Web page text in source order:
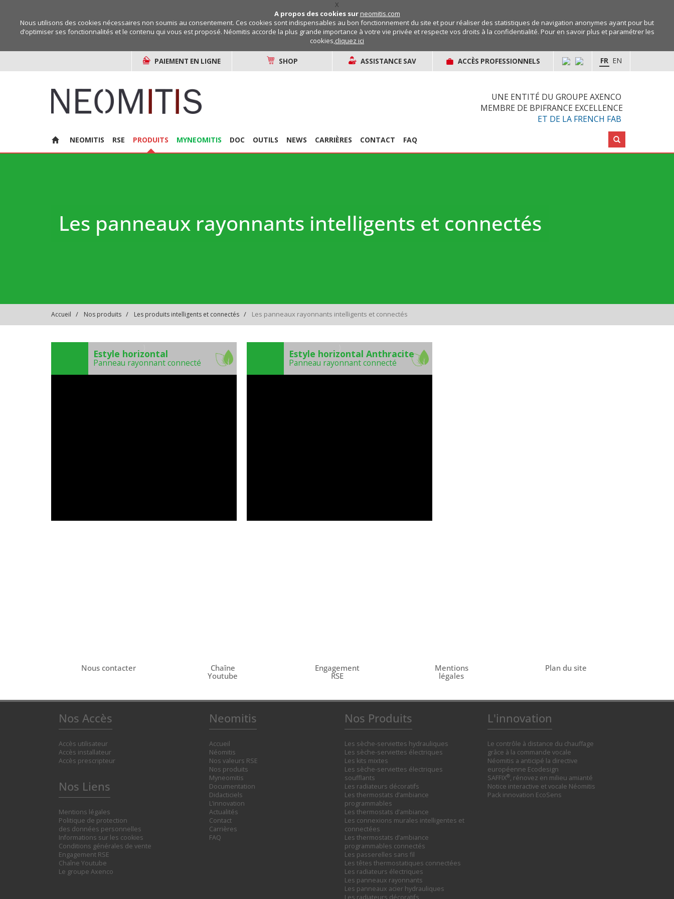
X
A propos des cookies sur neomitis.com
Nous utilisons des cookies nécessaires non soumis au consentement. Ces cookies sont indispensables au bon fonctionnement du site et pour réaliser des statistiques de navigation anonymes ayant pour but
d’optimiser ses fonctionnalités et le contenu qui vous est proposé. Néomitis accorde la plus grande importance à votre vie privée et respecte vos droits à la confidentialité. Pour en savoir plus et paramétrer les
cookies,cliquez ici
PAIEMENT EN LIGNE SHOP ASSISTANCE SAV ACCÈS PROFESSIONNELS EN
FR
UNE ENTITÉ DU GROUPE AXENCO
MEMBRE DE BPIFRANCE EXCELLENCE
ET DE LA FRENCH FAB
NEOMITIS RSE PRODUITS MYNEOMITIS DOC OUTILS NEWS CARRIÈRES CONTACT FAQ
Les panneaux rayonnants intelligents et connectés
Accueil Nos produits Les produits intelligents et connectés Les panneaux rayonnants intelligents et connectés
Estyle horizontal
Panneau rayonnant connecté
Estyle horizontal Anthracite
Panneau rayonnant connecté
Nous contacter
Chaîne
Youtube
Engagement
RSE
Mentions
légales
Plan du site
Nos Accès
Accès utilisateur
Accès installateur
Accès prescripteur
Nos Liens
Mentions légales
Politique de protection
des données personnelles
Informations sur les cookies
Conditions générales de vente
Engagement RSE
Chaîne Youtube
Le groupe Axenco
Neomitis
Accueil
Néomitis
Nos valeurs RSE
Nos produits
Myneomitis
Documentation
Didacticiels
L’innovation
Actualités
Contact
Carrières
FAQ
Nos Produits
Les sèche-serviettes hydrauliques
Les sèche-serviettes électriques
Les kits mixtes
Les sèche-serviettes électriques
soufflants
Les radiateurs décoratifs
Les thermostats d’ambiance
programmables
Les thermostats d’ambiance
Les connexions murales intelligentes et
connectées
Les thermostats d’ambiance
programmables connectés
Les passerelles sans fil
Les têtes thermostatiques connectées
Les radiateurs électriques
Les panneaux rayonnants
Les panneaux acier hydrauliques
L'innovation
Le contrôle à distance du chauffage
grâce à la commande vocale
Néomitis a anticipé la directive
européenne Ecodesign
SAFFIX®, rénovez en milieu amianté
Notice interactive et vocale Néomitis
Pack innovation EcoSens